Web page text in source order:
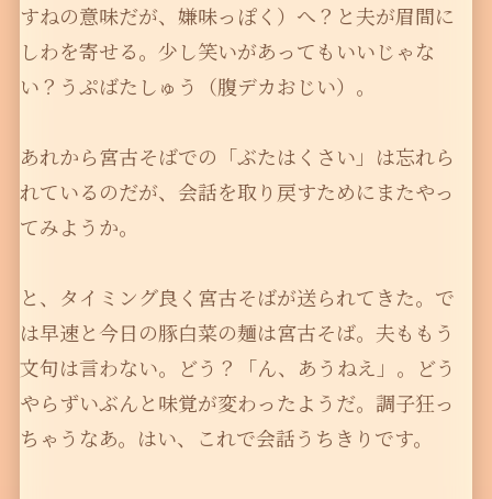
すねの意味だが、嫌味っぽく）へ？と夫が眉間に
しわを寄せる。少し笑いがあってもいいじゃな
い？うぷばたしゅう（腹デカおじい）。
あれから宮古そばでの「ぶたはくさい」は忘れら
れているのだが、会話を取り戻すためにまたやっ
てみようか。
と、タイミング良く宮古そばが送られてきた。で
は早速と今日の豚白菜の麺は宮古そば。夫ももう
文句は言わない。どう？「ん、あうねえ」。どう
やらずいぶんと味覚が変わったようだ。調子狂っ
ちゃうなあ。はい、これで会話うちきりです。